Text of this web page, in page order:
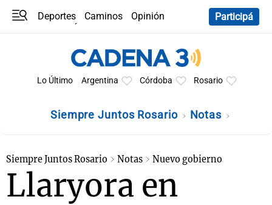
Deportes Caminos
Opinión
Participá
Lo Último Argentina Córdoba Rosario
Siempre Juntos Rosario Notas
Siempre Juntos Rosario Notas Nuevo gobierno
Llaryora en